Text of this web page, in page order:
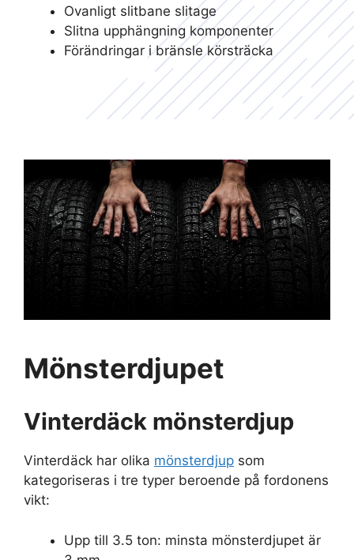
Ovanligt slitbane slitage
Slitna upphängning komponenter
Förändringar i bränsle körsträcka
Mönsterdjupet
Vinterdäck mönsterdjup
Vinterdäck har olika mönsterdjup som
kategoriseras i tre typer beroende på fordonens
vikt:
Upp till 3.5 ton: minsta mönsterdjupet är